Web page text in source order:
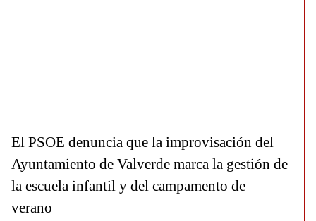
El PSOE denuncia que la improvisación del
Ayuntamiento de Valverde marca la gestión de
la escuela infantil y del campamento de
verano